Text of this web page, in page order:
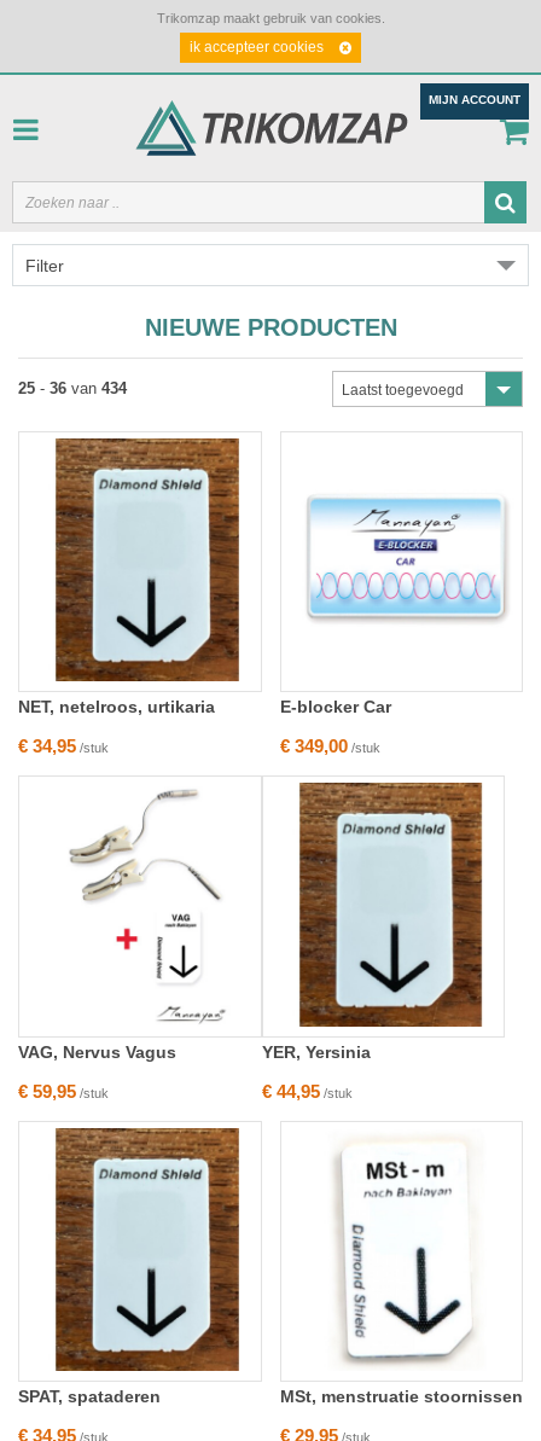
Trikomzap maakt gebruik van cookies.
ik accepteer cookies
MIJN ACCOUNT
Filter
NIEUWE PRODUCTEN
25 - 36 van 434 Laatst toegevoegd
NET, netelroos, urtikaria
€ 34,95 /stuk
E-blocker Car
€ 349,00/stuk
VAG, Nervus Vagus
€ 59,95 /stuk
YER, Yersinia
€ 44,95/stuk
SPAT, spataderen
€ 34,95 /stuk
MSt, menstruatie stoornissen
€ 29,95/stuk